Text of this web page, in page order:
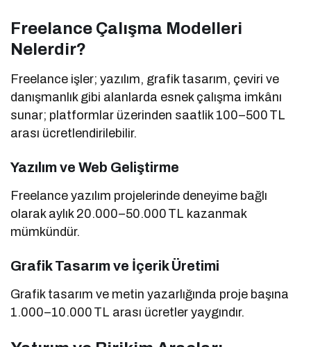
Freelance Çalışma Modelleri
Nelerdir?
Freelance işler; yazılım, grafik tasarım, çeviri ve
danışmanlık gibi alanlarda esnek çalışma imkânı
sunar; platformlar üzerinden saatlik 100–500 TL
arası ücretlendirilebilir.
Yazılım ve Web Geliştirme
Freelance yazılım projelerinde deneyime bağlı
olarak aylık 20.000–50.000 TL kazanmak
mümkündür.
Grafik Tasarım ve İçerik Üretimi
Grafik tasarım ve metin yazarlığında proje başına
1.000–10.000 TL arası ücretler yaygındır.